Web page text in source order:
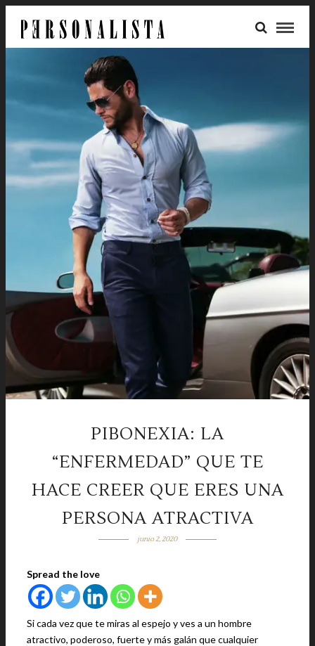
PIBONEXIA: LA
“ENFERMEDAD” QUE TE
HACE CREER QUE ERES UNA
PERSONA ATRACTIVA
junio 2, 2020
Spread the love
Si cada vez que te miras al espejo y ves a un hombre
atractivo, poderoso, fuerte y más galán que cualquier